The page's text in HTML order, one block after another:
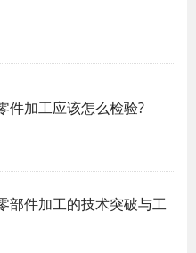
件加工应该怎么检验?
部件加工的技术突破与工